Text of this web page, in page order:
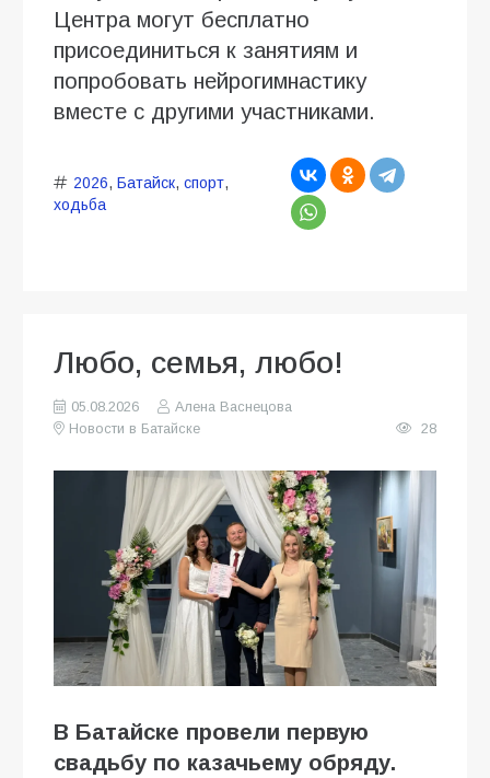
Центра могут бесплатно
присоединиться к занятиям и
попробовать нейрогимнастику
вместе с другими участниками.
2026, Батайск, спорт,
ходьба
Любо, семья, любо!
05.08.2026
Алена Васнецова
Новости в Батайске
28
В Батайске провели первую
свадьбу по казачьему обряду.